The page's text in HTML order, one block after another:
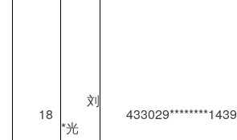
18
刘
*光
433029********1439